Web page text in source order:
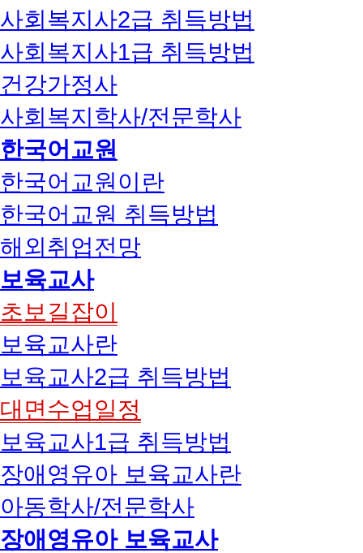
사회복지사2급 취득방법
사회복지사1급 취득방법
건강가정사
사회복지학사/전문학사
한국어교원
한국어교원이란
한국어교원 취득방법
해외취업전망
보육교사
초보길잡이
보육교사란
보육교사2급 취득방법
대면수업일정
보육교사1급 취득방법
장애영유아 보육교사란
아동학사/전문학사
장애영유아 보육교사